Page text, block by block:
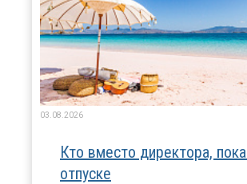
03.08.2026
Кто вместо директора,
отпуске